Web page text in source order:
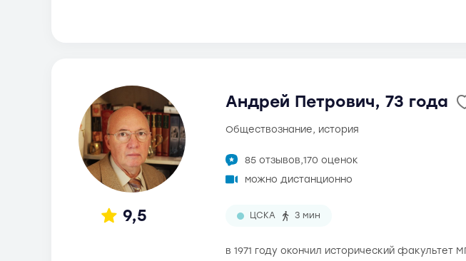
9,5
Андрей Петрович, 73 года
обществознание, история
85 отзывов,170 оценок
можно дистанционно
ЦСКА 3 мин
в 1971 году окончил исторический факультет